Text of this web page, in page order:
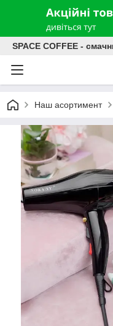
SPACE COFFEE -
Наш асортимент